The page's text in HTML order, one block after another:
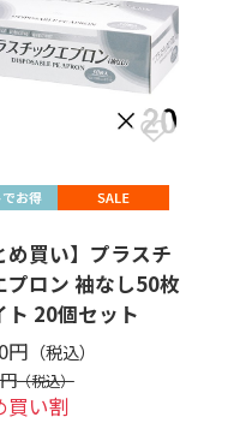
め買い】プラスチ
プロン 袖なし50枚
ト 20個セット
円
買い割